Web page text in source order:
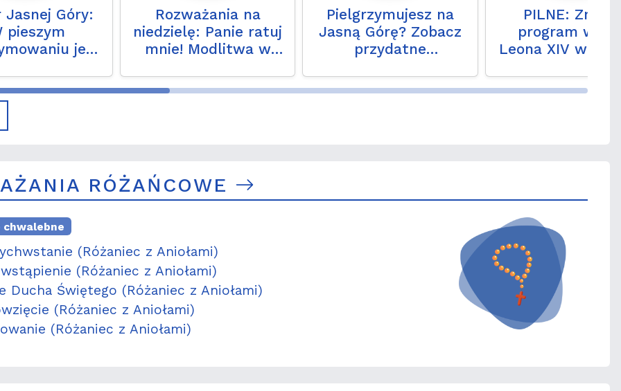
Jasnej Góry:
pieszym
jest
Rozważania na
niedzielę: Panie ratuj
mnie! Modlitwa w
Pielgrzymujesz na
Jasną Górę? Zobacz
przydatne
PILNE:
program
Leona XIV we
RÓŻAŃCOWE
chwalebne
(Różaniec z Aniołami)
(Różaniec z Aniołami)
Ducha Świętego (Różaniec z Aniołami)
(Różaniec z Aniołami)
(Różaniec z Aniołami)